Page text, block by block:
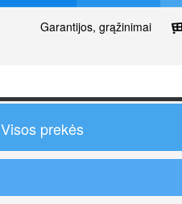
Garantijos, grąžinimai
Visos prekės